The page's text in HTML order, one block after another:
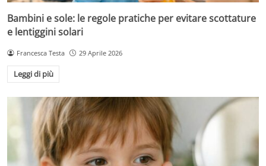
Bambini e sole: le regole pratiche per evitare scottature
e lentiggini solari
Francesca Testa 29 Aprile 2026
Leggi di più